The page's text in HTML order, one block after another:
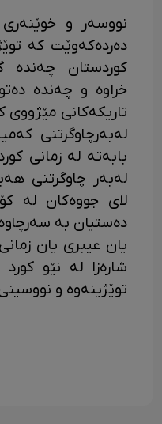
نووسەر و
دەردەکەوێت کە
کوردستان چەندە
خراوە و چەندە
تاریکەکانی مێژووی
لەبەرچاوگرتنی
بابەتە لە زمانی
لەبەر چاوگرتنی
لای جووەکان لە
دەستیان بە
یان عیبری یان
شارەزا لە نێو
توێژینەوە و